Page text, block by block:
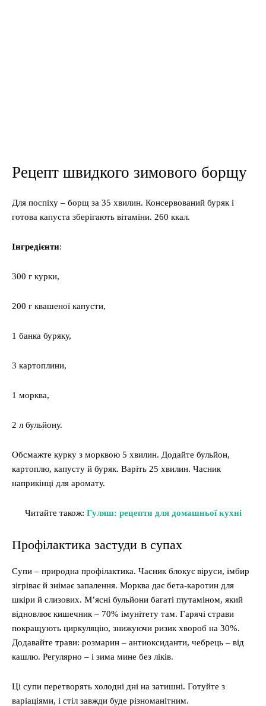
Рецепт швидкого зимового борщу
Для поспіху – борщ за 35 хвилин. Консервований буряк і
готова капуста зберігають вітаміни. 260 ккал.
Інгредієнти:
300 г курки,
200 г квашеної капусти,
1 банка буряку,
3 картоплини,
1 морква,
2 л бульйону.
Обсмажте курку з морквою 5 хвилин. Додайте бульйон,
картоплю, капусту й буряк. Варіть 25 хвилин. Часник
наприкінці для аромату.
Читайте також: Гуляш: рецепти для домашньої кухні
Профілактика застуди в супах
Супи – природна профілактика. Часник блокує віруси, імбир
зігріває й знімає запалення. Морква дає бета-каротин для
шкіри й слизових. М’ясні бульйони багаті глутаміном, який
відновлює кишечник – 70% імунітету там. Гарячі страви
покращують циркуляцію, знижуючи ризик хвороб на 30%.
Додавайте трави: розмарин – антиоксиданти, чебрець – від
кашлю. Регулярно – і зима мине без ліків.
Ці супи перетворять холодні дні на затишні. Готуйте з
варіаціями, і стіл завжди буде різноманітним.